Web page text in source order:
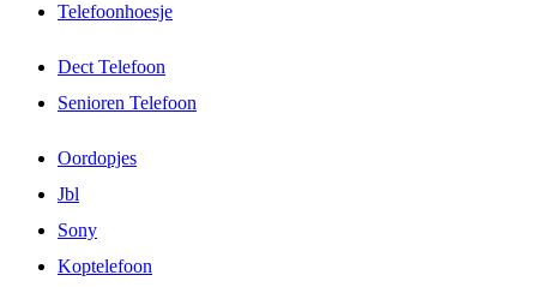
Telefoonhoesje
Dect Telefoon
Senioren Telefoon
Oordopjes
Jbl
Sony
Koptelefoon